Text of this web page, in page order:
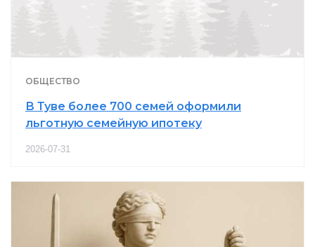
ОБЩЕСТВО
В Туве более 700 семей оформили
льготную семейную ипотеку
2026-07-31